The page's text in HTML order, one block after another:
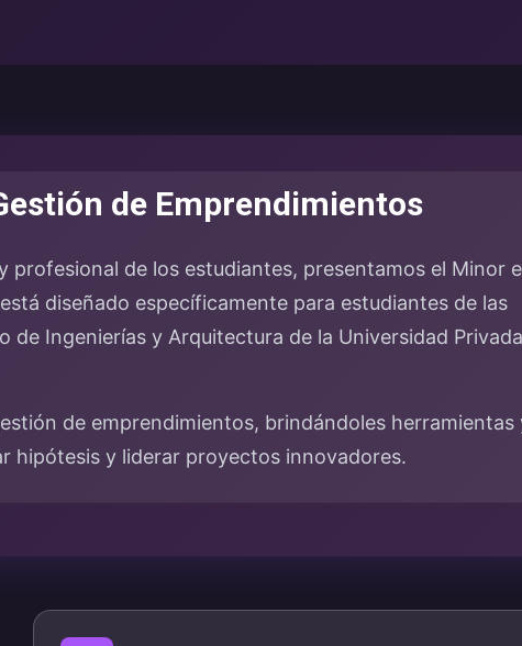
de Emprendimientos
de los estudiantes, presentamos el Minor
diseñado específicamente para estudiantes de las
de Ingenierías y Arquitectura de la Universidad Privada
de emprendimientos, brindándoles herramientas
hipótesis y liderar proyectos innovadores.